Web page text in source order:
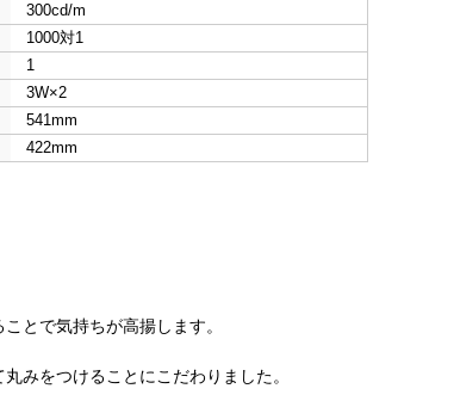
300cd/m
1000対1
1
3W×2
541mm
422mm
とで気持ちが高揚します。
みをつけることにこだわりました。